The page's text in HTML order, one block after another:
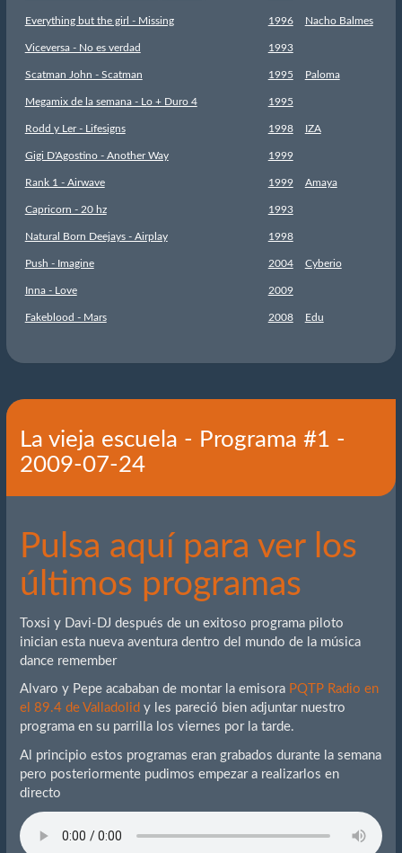
Everything but the girl - Missing 1996 Nacho Balmes
Viceversa - No es verdad 1993
Scatman John - Scatman 1995 Paloma
Megamix de la semana - Lo + Duro 4 1995
Rodd y Ler - Lifesigns 1998 IZA
Gigi D'Agostino - Another Way 1999
Rank 1 - Airwave 1999 Amaya
Capricorn - 20 hz 1993
Natural Born Deejays - Airplay 1998
Push - Imagine 2004 Cyberio
Inna - Love 2009
Fakeblood - Mars 2008 Edu
La vieja escuela - Programa #1 -
2009-07-24
Pulsa aquí para ver los
últimos programas
Toxsi y Davi-DJ después de un exitoso programa piloto
inician esta nueva aventura dentro del mundo de la música
dance remember
Alvaro y Pepe acababan de montar la emisora PQTP Radio en
el 89.4 de Valladolid y les pareció bien adjuntar nuestro
programa en su parrilla los viernes por la tarde.
Al principio estos programas eran grabados durante la semana
pero posteriormente pudimos empezar a realizarlos en
directo